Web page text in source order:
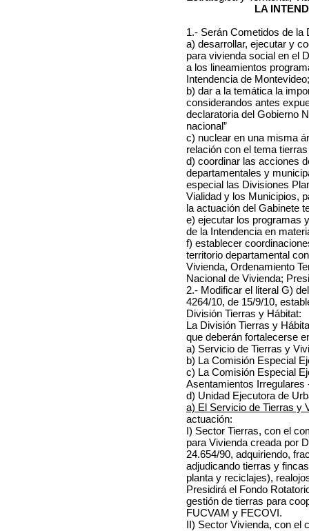
LA
1.- Serán Cometidos de la
a) desarrollar, ejecutar y
para vivienda social en el
a los lineamientos
Intendencia de Montevideo;
b) dar a la temática la
considerandos antes
declaratoria del Gobierno
nacional”
c) nuclear en una misma
relación con el tema
d) coordinar las acciones
departamentales y
especial las Divisiones
Vialidad y los Municipios,
la actuación del Gabinete
e) ejecutar los programas
de la Intendencia en
f) establecer
territorio departamental
Vivienda, Ordenamiento
Nacional de Vivienda;
2.- Modificar el literal G)
4264/10, de 15/9/10,
División Tierras y Hábitat:
La División Tierras y
que deberán fortalecerse
a) Servicio de Tierras y
b) La Comisión Especial
c) La Comisión Especial
Asentamientos Irregulares
d) Unidad Ejecutora de
a) El Servicio de Tierras y
actuación:
I) Sector Tierras, con el
para Vivienda creada por
24.654/90, adquiriendo,
adjudicando tierras y
planta y reciclajes),
Presidirá el Fondo
gestión de tierras para
FUCVAM y FECOVI.
II) Sector Vivienda, con el